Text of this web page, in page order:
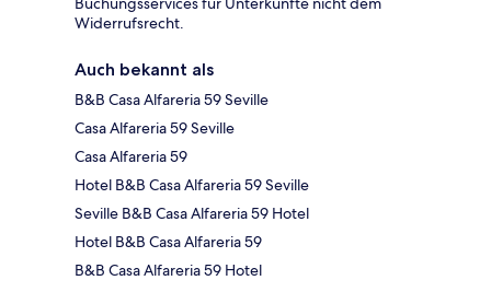
Widerrufsrecht.
Auch bekannt als
B&B Casa Alfareria 59 Seville
Casa Alfareria 59 Seville
Casa Alfareria 59
Hotel B&B Casa Alfareria 59 Seville
Seville B&B Casa Alfareria 59 Hotel
Hotel B&B Casa Alfareria 59
B&B Casa Alfareria 59 Hotel